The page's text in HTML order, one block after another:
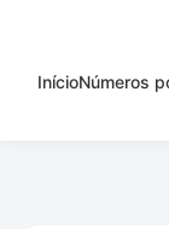
InícioNúmeros